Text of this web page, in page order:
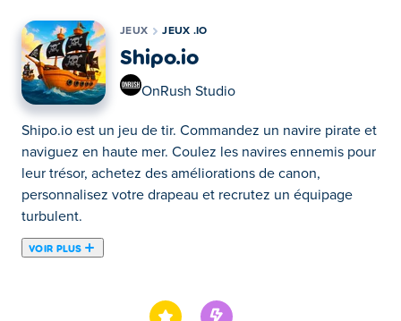
JEUX JEUX .IO
Shipo.io
OnRush Studio
Shipo.io est un jeu de tir. Commandez un navire pirate et
naviguez en haute mer. Coulez les navires ennemis pour
leur trésor, achetez des améliorations de canon,
personnalisez votre drapeau et recrutez un équipage
turbulent.
VOIR PLUS
voyage audacieux ! Avez-vous déjà rêvé d'être un pirate